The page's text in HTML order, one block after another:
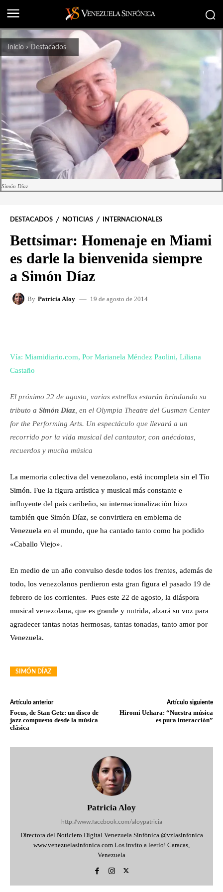
Inicio Destacados
Simón Díaz
DESTACADOS NOTICIAS INTERNACIONALES
Bettsimar: Homenaje en Miami
es darle la bienvenida siempre
a Simón Díaz
By Patricia Aloy 19 de agosto de 2014
Vía: Miamidiario.com, Por Marianela Méndez Paolini, Liliana
Castaño
El próximo 22 de agosto, varias estrellas estarán brindando su
tributo a Simón Díaz , en el Olympia Theatre del Gusman Center
for the Performing Arts. Un espectáculo que llevará a un
recorrido por la vida musical del cantautor, con anécdotas,
recuerdos y mucha música
La memoria colectiva del venezolano, está incompleta sin el Tío
Simón. Fue la figura artística y musical más constante e
influyente del país caribeño, su internacionalización hizo
también que Simón Díaz, se convirtiera en emblema de
Venezuela en el mundo, que ha cantado tanto como ha podido
«Caballo Viejo».
En medio de un año convulso desde todos los frentes, además de
todo, los venezolanos perdieron esta gran figura el pasado 19 de
febrero de los corrientes. Pues este 22 de agosto, la diáspora
musical venezolana, que es grande y nutrida, alzará su voz para
agradecer tantas notas hermosas, tantas tonadas, tanto amor por
Venezuela.
SIMÓN DÍAZ
Artículo anterior
Focus, de Stan Getz: un disco de
jazz compuesto desde la música
clásica
Artículo siguiente
Hiromi Uehara: “Nuestra música
es pura interacción”
Patricia Aloy
http://www.facebook.com/aloypatricia
Directora del Noticiero Digital Venezuela Sinfónica @vzlasinfonica
www.venezuelasinfonica.com Los invito a leerlo! Caracas,
Venezuela